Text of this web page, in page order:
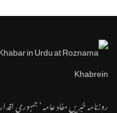
روزنامہ خبریں مفاد عامہ ‘ جمہوری